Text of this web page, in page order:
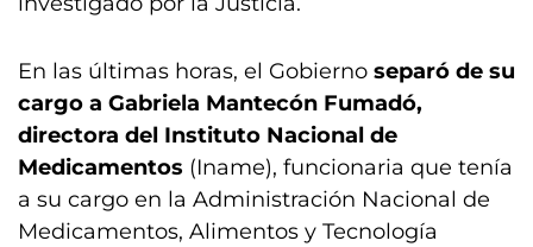
En las últimas horas, el Gobierno separó de su
cargo a Gabriela Mantecón Fumadó,
directora del Instituto Nacional de
Medicamentos (Iname), funcionaria que tenía
a su cargo en la Administración Nacional de
Medicamentos, Alimentos y Tecnología